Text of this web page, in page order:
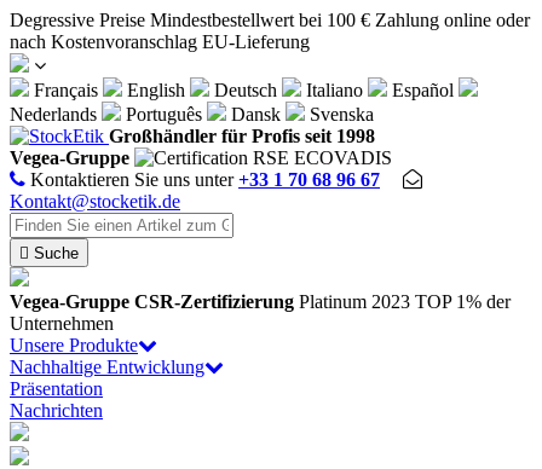
Degressive Preise Mindestbestellwert bei 100 € Zahlung online oder
nach Kostenvoranschlag EU-Lieferung
Français English Deutsch Italiano
Español
Nederlands
Português Dansk
Svenska
Großhändler für Profis seit 1998
Vegea-Gruppe
Kontaktieren Sie uns unter +33 1 70 68 96 67
Kontakt@stocketik.de
 Suche
Vegea-Gruppe CSR-Zertifizierung Platinum 2023 TOP 1% der
Unternehmen
Unsere Produkte
Nachhaltige Entwicklung
Präsentation
Nachrichten
Cookie-Einstellungen